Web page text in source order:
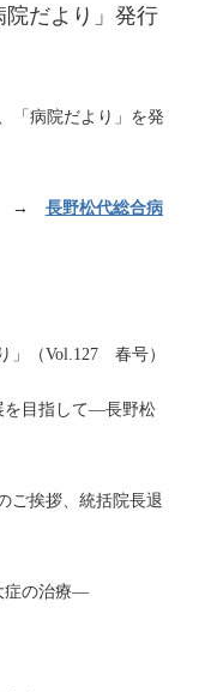
だより」発行
「病院だより」を発
→ 長野松代総合病
」（Vol.127 春号）
を目指して―長野松
ご挨拶、統括院長退
症の治療―